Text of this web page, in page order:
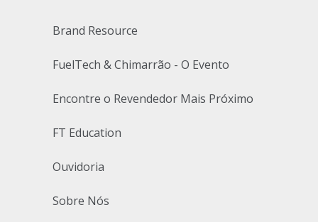
Brand Resource
FuelTech & Chimarrão - O Evento
Encontre o Revendedor Mais Próximo
FT Education
Ouvidoria
Sobre Nós